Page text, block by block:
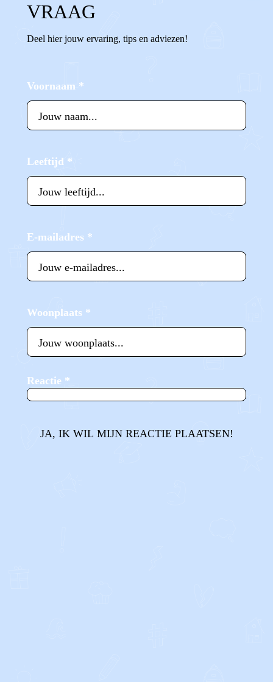
VRAAG
Deel hier jouw ervaring, tips en adviezen!
Voornaam *
Leeftijd *
E-mailadres *
Woonplaats *
Reactie *
JA, IK WIL MIJN REACTIE PLAATSEN!